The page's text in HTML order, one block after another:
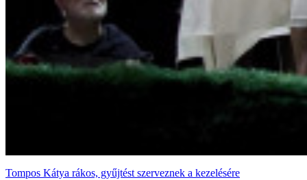
Tompos Kátya rákos, gyűjtést szerveznek a kezelésére